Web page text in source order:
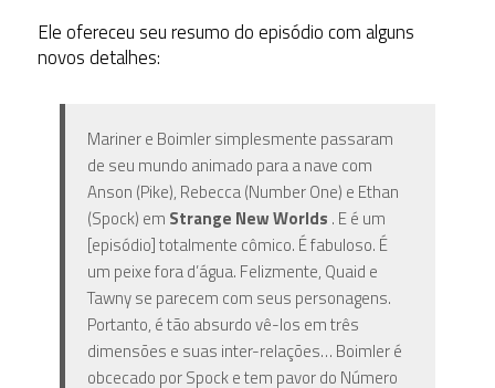
Ele ofereceu seu resumo do episódio com alguns
novos detalhes:
Mariner e Boimler simplesmente passaram
de seu mundo animado para a nave com
Anson (Pike), Rebecca (Number One) e Ethan
(Spock) em Strange New Worlds . E é um
[episódio] totalmente cômico. É fabuloso. É
um peixe fora d’água. Felizmente, Quaid e
Tawny se parecem com seus personagens.
Portanto, é tão absurdo vê-los em três
dimensões e suas inter-relações… Boimler é
obcecado por Spock e tem pavor do Número